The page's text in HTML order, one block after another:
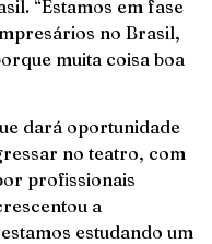
“Estamos em fase
no Brasil,
muita coisa boa
dará oportunidade
no teatro, com
profissionais
a
estudando um